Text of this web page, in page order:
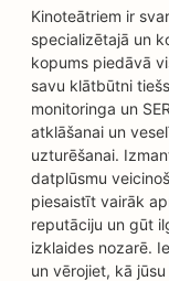
Kinoteātriem ir
specializētajā un
kopums piedāvā
savu klātbūtni
monitoringa un
atklāšanai un
uzturēšanai.
datplūsmu
piesaistīt vairāk
reputāciju un gūt
izklaides nozarē.
un vērojiet, kā